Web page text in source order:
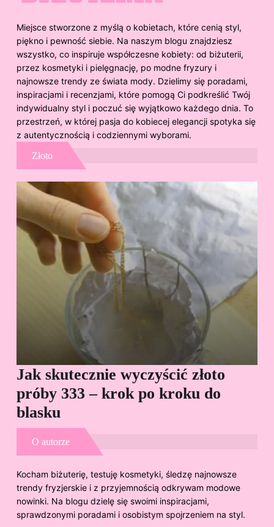
Miejsce stworzone z myślą o kobietach, które cenią styl,
piękno i pewność siebie. Na naszym blogu znajdziesz
wszystko, co inspiruje współczesne kobiety: od biżuterii,
przez kosmetyki i pielęgnację, po modne fryzury i
najnowsze trendy ze świata mody. Dzielimy się poradami,
inspiracjami i recenzjami, które pomogą Ci podkreślić Twój
indywidualny styl i poczuć się wyjątkowo każdego dnia. To
przestrzeń, w której pasja do kobiecej elegancji spotyka się
z autentycznością i codziennymi wyborami.
Złoto
Jak skutecznie wyczyścić złoto
próby 333 – krok po kroku do
blasku
O autorze
Kocham biżuterię, testuję kosmetyki, śledzę najnowsze
trendy fryzjerskie i z przyjemnością odkrywam modowe
nowinki. Na blogu dzielę się swoimi inspiracjami,
sprawdzonymi poradami i osobistym spojrzeniem na styl.